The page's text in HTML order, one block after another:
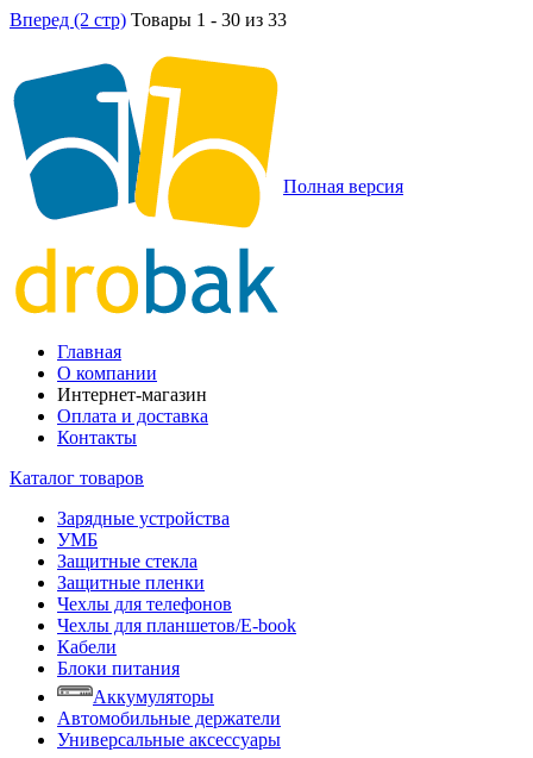
Вперед (2 стр) Товары 1 - 30 из 33
Полная версия
Главная
О компании
Интернет-магазин
Оплата и доставка
Контакты
Каталог товаров
Зарядные устройства
УМБ
Защитные стекла
Защитные пленки
Чехлы для телефонов
Чехлы для планшетов/E-book
Кабели
Блоки питания
Аккумуляторы
Автомобильные держатели
Универсальные аксессуары